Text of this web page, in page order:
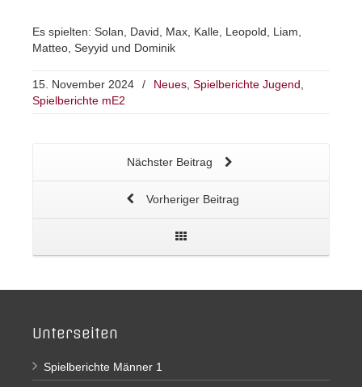
Es spielten: Solan, David, Max, Kalle, Leopold, Liam,
Matteo, Seyyid und Dominik
15. November 2024 / Neues Spielberichte Jugend
Spielberichte mE2
Nächster Beitrag
Vorheriger Beitrag
Unterseiten
Spielberichte Männer 1